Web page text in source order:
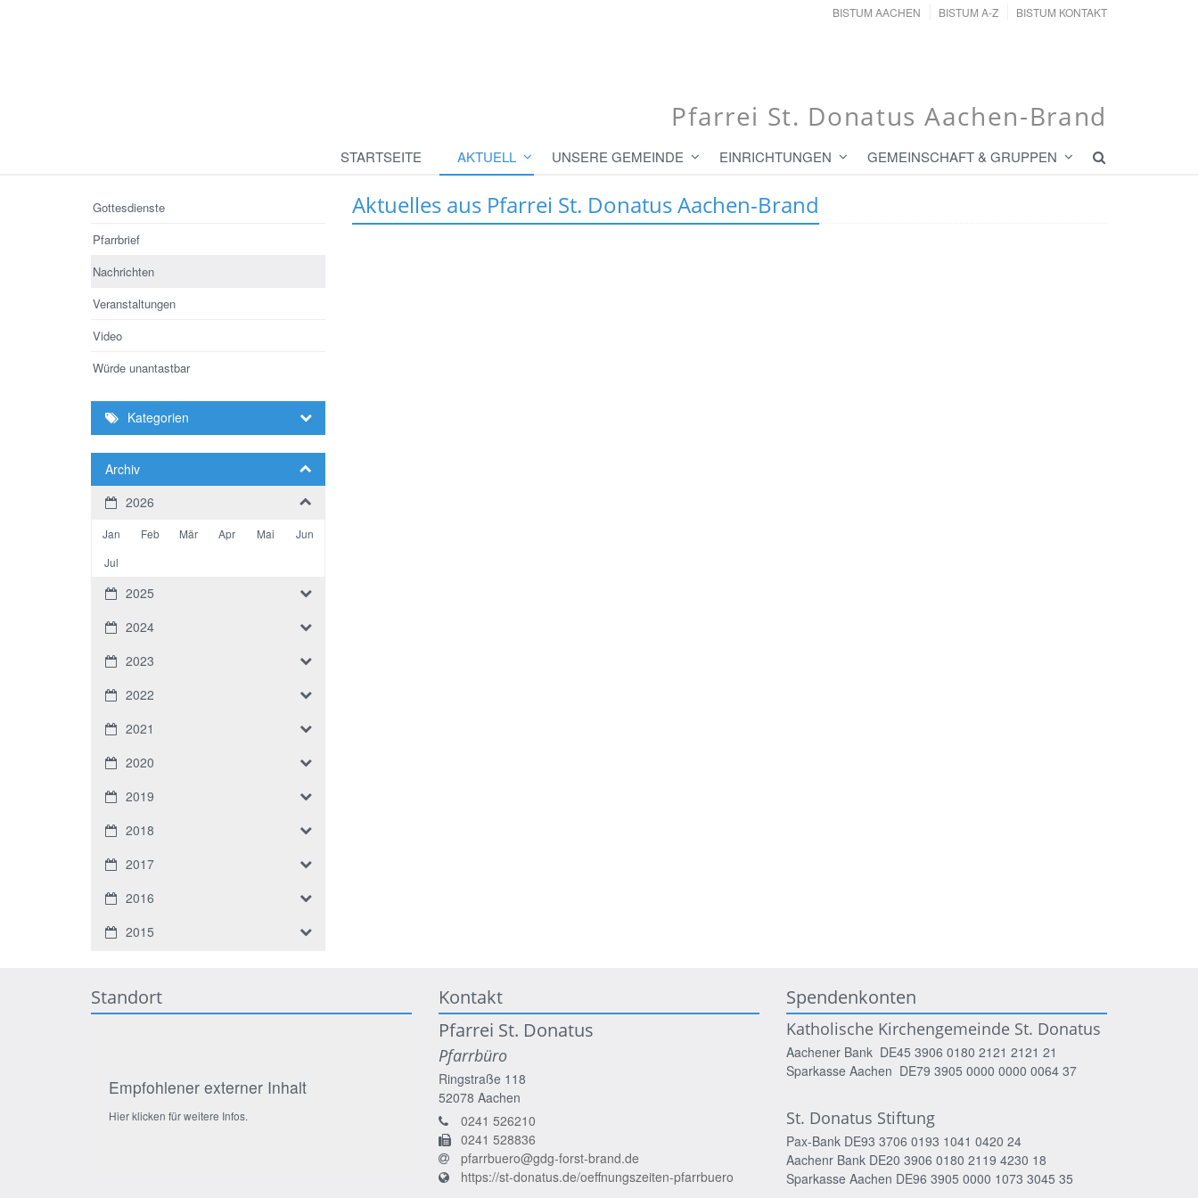
BISTUM AACHEN BISTUM A-Z BISTUM KONTAKT
Pfarrei St. Donatus Aachen-Brand
STARTSEITE AKTUELL UNSERE GEMEINDE EINRICHTUNGEN GEMEINSCHAFT & GRUPPEN
Aktuelles aus Pfarrei St. Donatus Aachen-Brand
Gottesdienste
Pfarrbrief
Nachrichten
Veranstaltungen
Video
Würde unantastbar
Kategorien
Archiv
2026
Jan Feb Mär Apr Mai
Jun
Jul
2025
2024
2023
2022
2021
2020
2019
2018
2017
2016
2015
Standort
Empfohlener externer Inhalt
Hier klicken für weitere Infos.
Kontakt
Pfarrei St. Donatus
Pfarrbüro
Ringstraße 118
52078 Aachen
0241 526210
0241 528836
pfarrbuero@gdg-forst-brand.de
https://st-donatus.de/oeffnungszeiten-pfarrbuero
Spendenkonten
Katholische Kirchengemeinde St. Donatus
Aachener Bank DE45 3906 0180 2121 2121 21
Sparkasse Aachen DE79 3905 0000 0000 0064 37
St. Donatus Stiftung
Pax-Bank DE93 3706 0193 1041 0420 24
Aachenr Bank DE20 3906 0180 2119 4230 18
Sparkasse Aachen DE96 3905 0000 1073 3045 35